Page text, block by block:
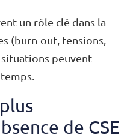
un rôle clé dans la
(burn-out, tensions,
situations peuvent
de CSE